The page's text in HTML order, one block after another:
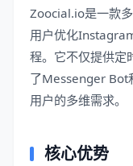
Zoocial.io是一款
用户优化
程。它不仅提供定
了Messenger Bot
用户的多维需求。
核心优势